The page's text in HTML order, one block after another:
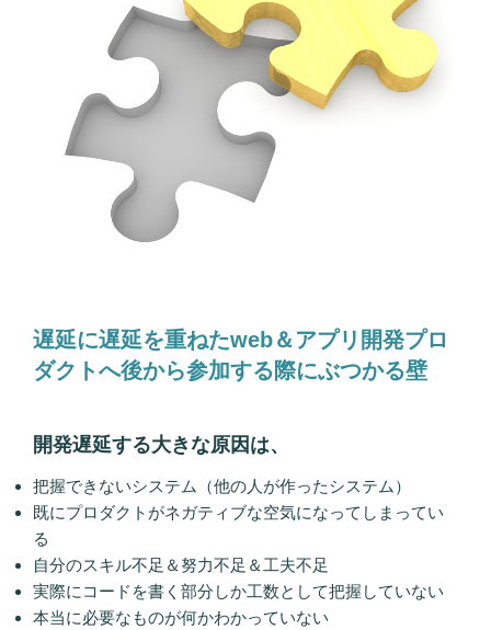
遅延に遅延を重ねたweb＆アプリ開発プロ
ダクトへ後から参加する際にぶつかる壁
開発遅延する大きな原因は、
把握できないシステム（他の人が作ったシステム）
既にプロダクトがネガティブな空気になってしまってい
る
自分のスキル不足＆努力不足＆工夫不足
実際にコードを書く部分しか工数として把握していない
本当に必要なものが何かわかっていない